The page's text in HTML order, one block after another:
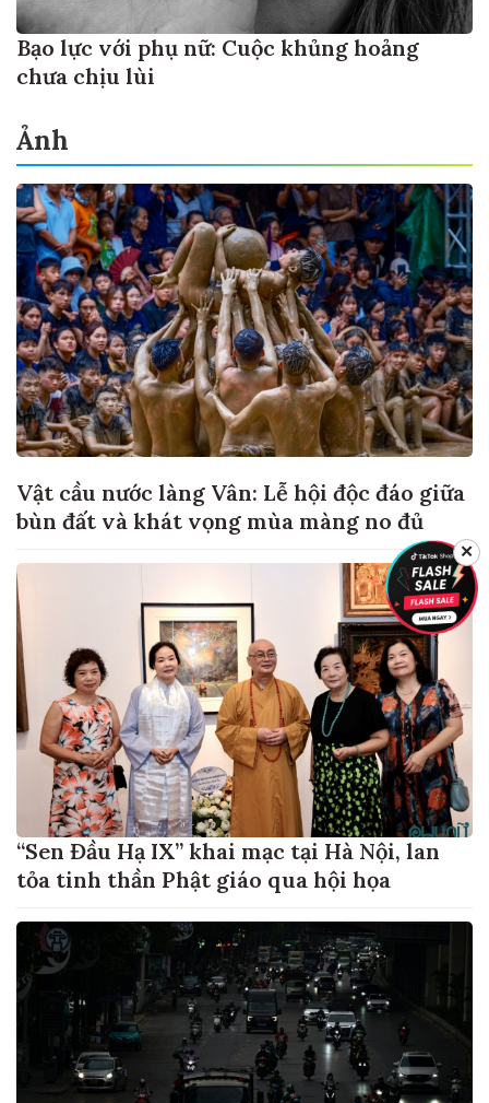
Bạo lực với phụ nữ: Cuộc khủng hoảng
chưa chịu lùi
Ảnh
Vật cầu nước làng Vân: Lễ hội độc đáo giữa
bùn đất và khát vọng mùa màng no đủ
“Sen Đầu Hạ IX” khai mạc tại Hà Nội, lan
tỏa tinh thần Phật giáo qua hội họa
✕